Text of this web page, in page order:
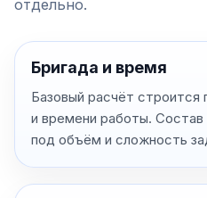
отдельно.
Бригада и время
Базовый расчёт строится
и времени работы.
под объём и сложность